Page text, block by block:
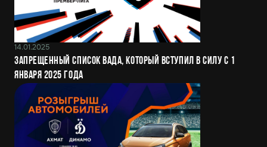
14.01.2025
Запрещенный список ВАДА, который вступил в силу с 1
января 2025 года